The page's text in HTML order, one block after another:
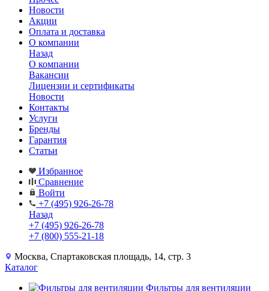
Новости
Акции
Оплата и доставка
О компании
Назад
О компании
Вакансии
Лицензии и сертификаты
Новости
Контакты
Услуги
Бренды
Гарантия
Статьи
Избранное
Сравнение
Войти
+7 (495) 926-26-78
Назад
+7 (495) 926-26-78
+7 (800) 555-21-18
Москва, Спартаковская площадь, 14, стр. 3
Каталог
Фильтры для вентиляции